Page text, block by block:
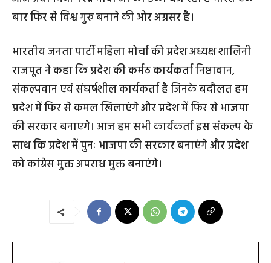
बार फिर से विश्व गुरु बनाने की ओर अग्रसर है।
भारतीय जनता पार्टी महिला मोर्चा की प्रदेश अध्यक्ष शालिनी
राजपूत ने कहा कि प्रदेश की कर्मठ कार्यकर्ता निष्ठावान,
संकल्पवान एवं संघर्षशील कार्यकर्ता है जिनके बदौलत हम
प्रदेश में फिर से कमल खिलाएंगे और प्रदेश में फिर से भाजपा
की सरकार बनाएगे। आज हम सभी कार्यकर्ता इस संकल्प के
साथ कि प्रदेश में पुनः भाजपा की सरकार बनाएंगे और प्रदेश
को कांग्रेस मुक्त अपराध मुक्त बनाएंगे।